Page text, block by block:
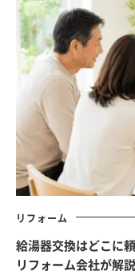
リフォーム
給湯器交換はどこに
リフォーム会社が解説